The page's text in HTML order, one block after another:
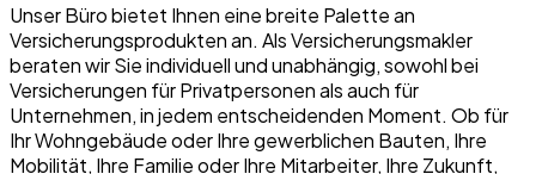
Unser Büro bietet Ihnen eine breite Palette an
Versicherungsprodukten an. Als Versicherungsmakler
beraten wir Sie individuell und unabhängig, sowohl bei
Versicherungen für Privatpersonen als auch für
Unternehmen, in jedem entscheidenden Moment. Ob für
Ihr Wohngebäude oder Ihre gewerblichen Bauten, Ihre
Mobilität, Ihre Familie oder Ihre Mitarbeiter, Ihre Zukunft,